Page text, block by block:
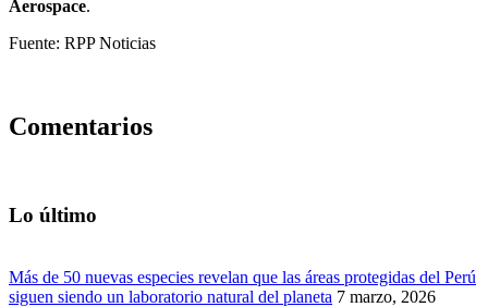
Aerospace.
Fuente: RPP Noticias
Comentarios
Lo último
Más de 50 nuevas especies revelan que las áreas protegidas del Perú
siguen siendo un laboratorio natural del planeta 7 marzo, 2026